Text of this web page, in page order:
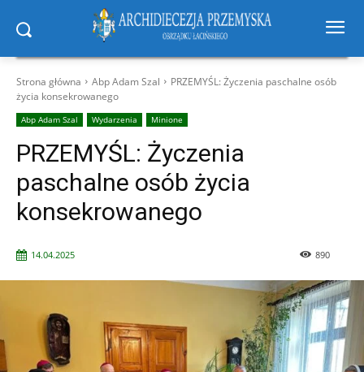
Strona główna Abp Adam Szal
PRZEMYŚL: Życzenia paschalne osób
życia konsekrowanego
Abp Adam Szal Wydarzenia Minione
PRZEMYŚL: Życzenia
paschalne osób życia
konsekrowanego
14.04.2025 890